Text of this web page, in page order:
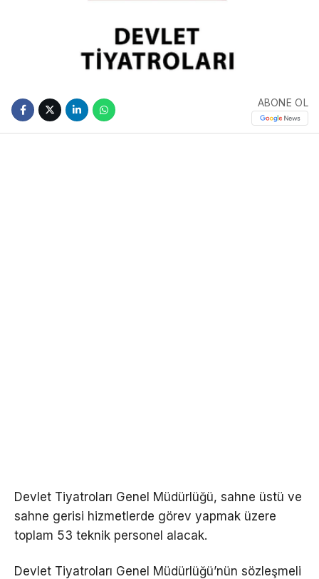
ABONE OL
Devlet Tiyatroları Genel Müdürlüğü, sahne üstü ve
sahne gerisi hizmetlerde görev yapmak üzere
toplam 53 teknik personel alacak.
Devlet Tiyatroları Genel Müdürlüğü’nün sözleşmeli